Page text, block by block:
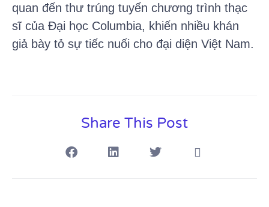
quan đến thư trúng tuyển chương trình thạc
sĩ của Đại học Columbia, khiến nhiều khán
giả bày tỏ sự tiếc nuối cho đại diện Việt Nam.
Share This Post